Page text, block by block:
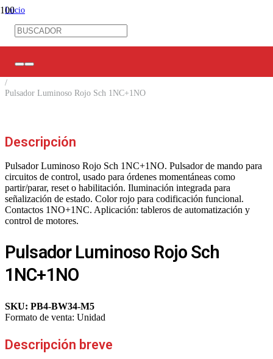
Inicio
Control Industrial
/
Pulsador Luminoso Rojo Sch 1NC+1NO
Descripción
Pulsador Luminoso Rojo Sch 1NC+1NO. Pulsador de mando para
circuitos de control, usado para órdenes momentáneas como
partir/parar, reset o habilitación. Iluminación integrada para
señalización de estado. Color rojo para codificación funcional.
Contactos 1NO+1NC. Aplicación: tableros de automatización y
control de motores.
Pulsador Luminoso Rojo Sch
1NC+1NO
SKU: PB4-BW34-M5
Formato de venta: Unidad
Descripción breve